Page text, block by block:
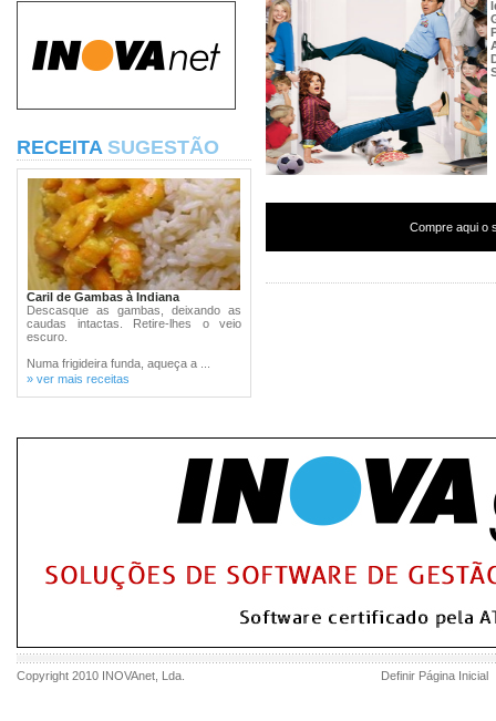
RECEITA SUGESTÃO
Caril de Gambas à Indiana
Descasque as gambas, deixando as
caudas intactas. Retire-lhes o veio
escuro.
Numa frigideira funda, aqueça a ...
» ver mais receitas
Compre aqui o
Copyright 2010 INOVAnet , Lda. Definir Página Inicial